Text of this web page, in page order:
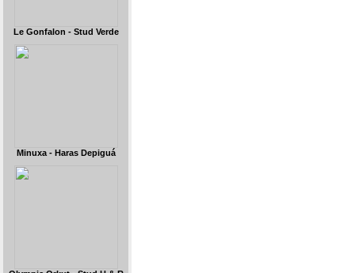
Le Gonfalon - Stud Verde
Minuxa - Haras Depiguá